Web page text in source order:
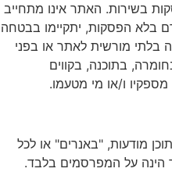
בשירות. האתר אינו מתחייב
בלא הפסקות, יתקיימו בבטחה
בלתי מורשית לאתר או בפני
בתוכנה, בקווים
ו/או מי מטעמו.
מודעות, "באנרים" או לכל
הינה על המפרסמים בלבד.